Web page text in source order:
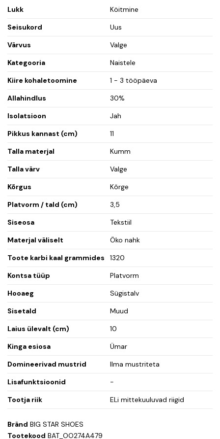
Lukk
Köitmine
Seisukord
Uus
Värvus
Valge
Kategooria
Naistele
Kiire kohaletoomine
1 - 3 tööpäeva
Allahindlus
30%
Isolatsioon
Jah
Pikkus kannast (cm)
11
Talla materjal
Kumm
Talla värv
Valge
Kõrgus
Kõrge
Platvorm / tald (cm)
3,5
Siseosa
Tekstiil
Materjal väliselt
Öko nahk
Toote karbi kaal grammides
1320
Kontsa tüüp
Platvorm
Hooaeg
Sügistalv
Sisetald
Muud
Laius ülevalt (cm)
10
Kinga esiosa
Ümar
Domineerivad mustrid
Ilma mustriteta
Lisafunktsioonid
-
Tootja riik
ELi mittekuuluvad riigid
Bränd BIG STAR SHOES
Tootekood BAT_OO274A479